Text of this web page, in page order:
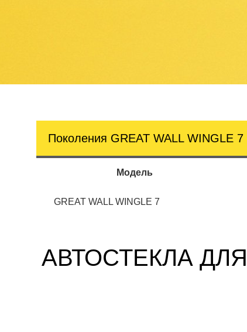
Поколения GREAT WALL WINGLE 7
Модель
GREAT WALL WINGLE 7
АВТОСТЕКЛА ДЛЯ